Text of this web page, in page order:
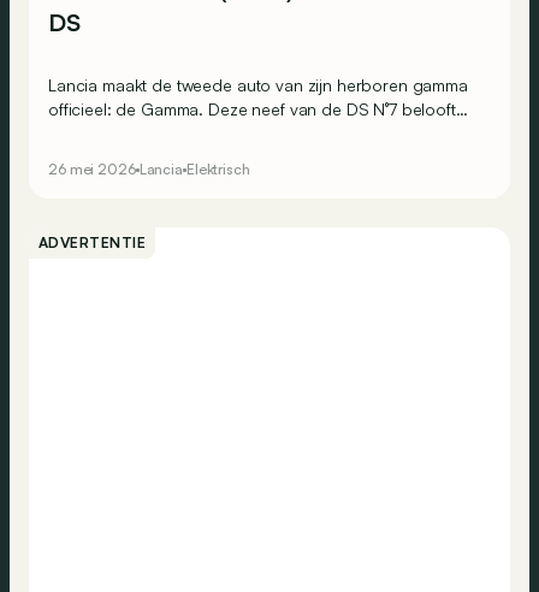
DS
Lancia maakt de tweede auto van zijn herboren gamma
officieel: de Gamma. Deze neef van de DS N°7 belooft
mild-hybrid benzineversie.
26 mei 2026 Lancia Elektrisch
ADVERTENTIE